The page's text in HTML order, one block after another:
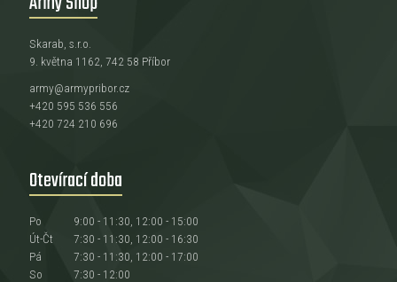
Skarab, s.r.o.
9. května 1162, 742 58 Příbor
army@armypribor.cz
+420 595 536 556
+420 724 210 696
Otevírací doba
Po
9:00 - 11:30, 12:00 - 15:00
Út-Čt
7:30 - 11:30, 12:00 - 16:30
Pá
7:30 - 11:30, 12:00 - 17:00
So
7:30 - 12:00